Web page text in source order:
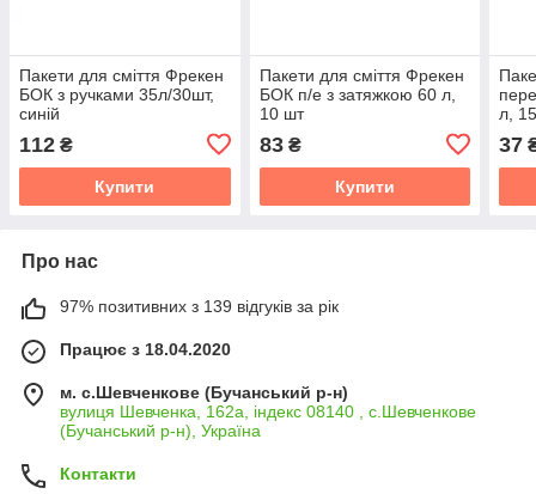
Пакети для сміття Фрекен
БОК з ручками 35л/30шт,
синій
112 ₴
Купити
Пакети для смiття Фрекен
БОК п/е з затяжкою 60 л,
10 шт
83₴
Купити
л,
37
Про нас
97% позитивних з 139 відгуків за рік
Працює з 18.04.2020
м. с.Шевченкове (Бучанський р-н)
вулиця Шевченка, 162а, індекс 08140 , с.Шевченкове
(Бучанський р-н), Україна
Контакти